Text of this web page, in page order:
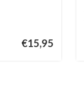
€15,95